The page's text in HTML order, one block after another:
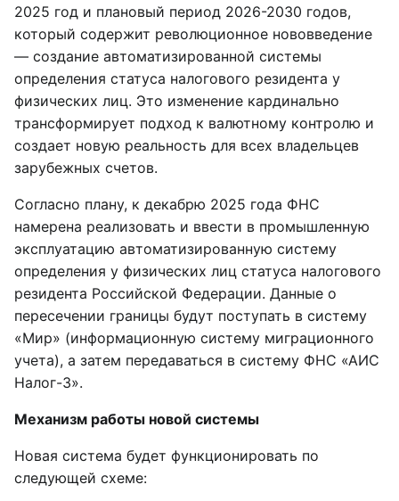
2025 год и плановый период 2026-2030 годов,
который содержит революционное нововведение
— создание автоматизированной системы
определения статуса налогового резидента у
физических лиц. Это изменение кардинально
трансформирует подход к валютному контролю и
создает новую реальность для всех владельцев
зарубежных счетов.
Согласно плану, к декабрю 2025 года ФНС
намерена реализовать и ввести в промышленную
эксплуатацию автоматизированную систему
определения у физических лиц статуса налогового
резидента Российской Федерации. Данные о
пересечении границы будут поступать в систему
«Мир» (информационную систему миграционного
учета), а затем передаваться в систему ФНС «АИС
Налог-3».
Механизм работы новой системы
Новая система будет функционировать по
следующей схеме: